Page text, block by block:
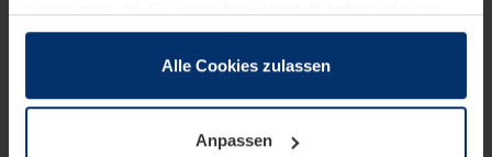
sie im Rahmen Ihrer Nutzung der Dienste gesammelt
wenn diese für den Betrieb dieser Seite unbedingt
notwendig sind. Für alle anderen Cookie-Typen benötigen
Alle Cookies zulassen
Anpassen